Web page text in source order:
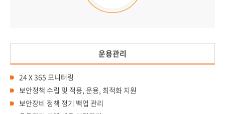
운용관리
24 X 365 모니터링
보안정책 수립 및 적용, 운용, 최적화 지원
보안장비 정책 정기 백업 관리